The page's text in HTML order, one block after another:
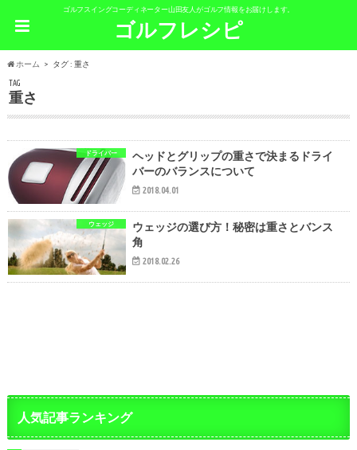
ゴルフスイングコーディネーター山田友人がゴルフ情報をお届けします。
ゴルフレシピ
ホーム タグ : 重さ
TAG
重さ
ドライバー
ヘッドとグリップの重さで決まるドライ
バーのバランスについて
2018.04.01
ウェッジ
ウェッジの選び方！秘密は重さとバンス
角
2018.02.26
人気記事ランキング